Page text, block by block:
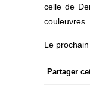
celle de
couleuvres.
Le
Partager